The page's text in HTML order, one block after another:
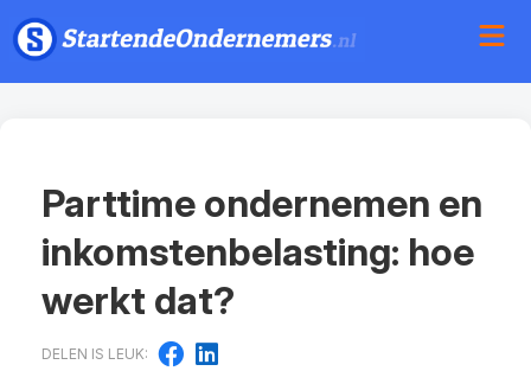
Parttime ondernemen en
inkomstenbelasting: hoe
werkt dat?
DELEN IS LEUK: